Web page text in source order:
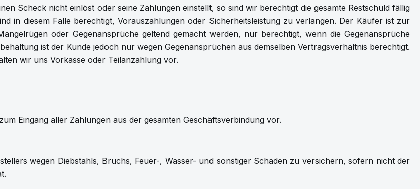
Scheck nicht einlöst oder seine Zahlungen einstellt, so sind wir berechtigt die gesamte Restschuld fällig
in diesem Falle berechtigt, Vorauszahlungen oder Sicherheitsleistung zu verlangen. Der Käufer ist zur
oder Gegenansprüche geltend gemacht werden, nur berechtigt, wenn die Gegenansprüche
ist der Kunde jedoch nur wegen Gegenansprüchen aus demselben Vertragsverhältnis berechtigt.
wir uns Vorkasse oder Teilanzahlung vor.
Eingang aller Zahlungen aus der gesamten Geschäftsverbindung vor.
wegen Diebstahls, Bruchs, Feuer-, Wasser- und sonstiger Schäden zu versichern, sofern nicht der